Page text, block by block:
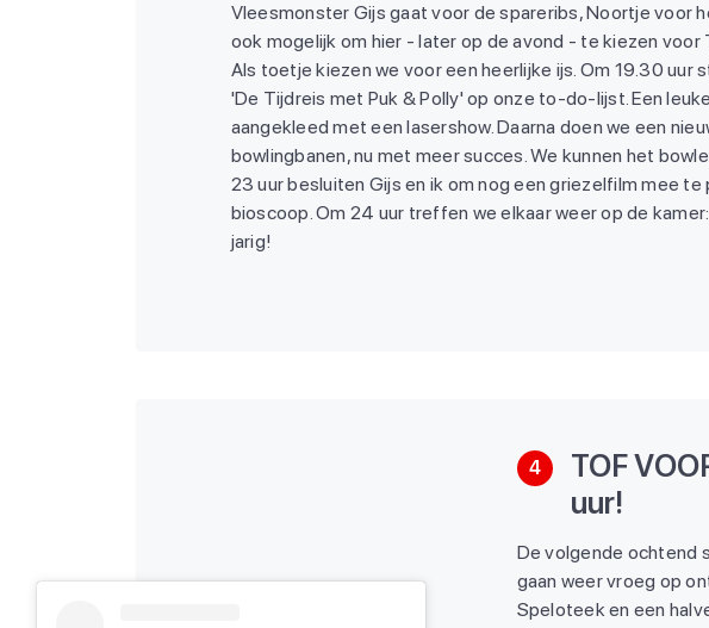
Vleesmonster Gijs gaat voor de spareribs, Noortje voor
ook mogelijk om hier - later op de avond - te kiezen
Als toetje kiezen we voor een heerlijke ijs. Om 19.30 uur
'De Tijdreis met Puk & Polly' op onze to-do-lijst. Een
aangekleed met een lasershow. Daarna doen we een
bowlingbanen, nu met meer succes. We kunnen het
23 uur besluiten Gijs en ik om nog een griezelfilm mee te
bioscoop. Om 24 uur treffen we elkaar weer op de
jarig!
4
TOF
uur!
De volgende ochtend
gaan weer vroeg op
Speloteek en een